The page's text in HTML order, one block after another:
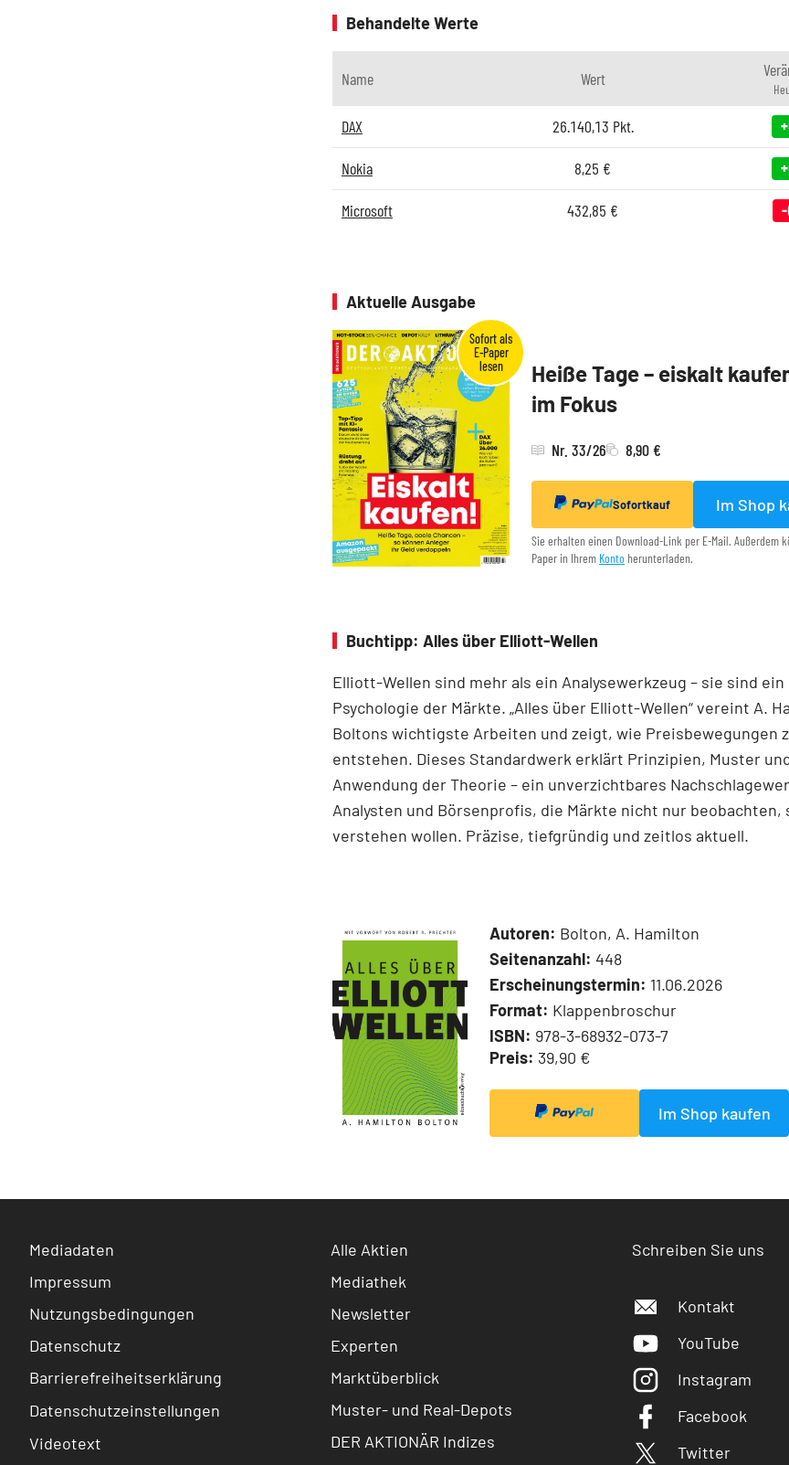
Behandelte Werte
Name Wert
DAX 26.140,13 Pkt.
Nokia 8,25 €
Microsoft 432,85 €
Aktuelle Ausgabe
Heiße Tage – eiskalt
im Fokus
Nr. 33/26 8,90 €
Sofortkauf Im Shop
Sie erhalten einen Download-Link per E-Mail. Außerdem
Paper in Ihrem Konto herunterladen.
Buchtipp: Alles über Elliott-Wellen
Elliott-Wellen sind mehr als ein Analysewerkzeug – sie sind
Psychologie der Märkte. „Alles über Elliott-Wellen“ vereint A.
Boltons wichtigste Arbeiten und zeigt, wie Preisbewegungen
entstehen. Dieses Standardwerk erklärt Prinzipien, Muster
Anwendung der Theorie – ein unverzichtbares
Analysten und Börsenprofis, die Märkte nicht nur beobachten,
verstehen wollen. Präzise, tiefgründig und zeitlos aktuell.
Autoren: Bolton, A. Hamilton
Seitenanzahl: 448
Erscheinungstermin: 11.06.2026
Format: Klappenbroschur
ISBN: 978-3-68932-073-7
Preis: 39,90 €
Im Shop kaufen
Mediadaten
Impressum
Nutzungsbedingungen
Datenschutz
Barrierefreiheitserklärung
Datenschutzeinstellungen
Videotext
Alle Aktien
Mediathek
Newsletter
Experten
Marktüberblick
Muster- und Real-Depots
DER AKTIONÄR Indizes
Schreiben Sie uns
Kontakt
YouTube
Instagram
Facebook
Twitter